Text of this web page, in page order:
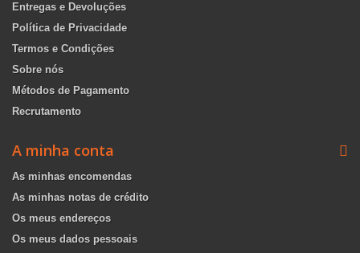
Entregas e Devoluções
Política de Privacidade
Termos e Condições
Sobre nós
Métodos de Pagamento
Recrutamento
A minha conta
As minhas encomendas
As minhas notas de crédito
Os meus endereços
Os meus dados pessoais